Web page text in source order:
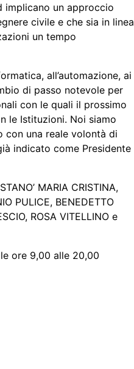
implicano un approccio
civile e che sia in linea
un tempo
all’automazione, ai
di passo notevole per
con le quali il prossimo
le Istituzioni. Noi siamo
con una reale volontà di
indicato come Presidente
MARIA CRISTINA,
PULICE, BENEDETTO
ROSA VITELLINO e
ore 9,00 alle 20,00